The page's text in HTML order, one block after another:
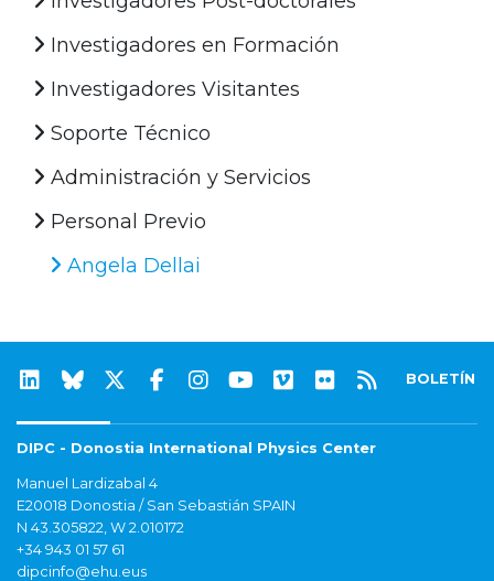
Investigadores en Formación
Investigadores Visitantes
Soporte Técnico
Administración y Servicios
Personal Previo
Angela Dellai
BOLETÍN
DIPC - Donostia International Physics Center
Manuel Lardizabal 4
E20018 Donostia / San Sebastián SPAIN
N 43.305822, W 2.010172
+34 943 01 57 61
dipcinfo@ehu.eus